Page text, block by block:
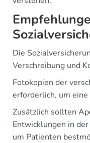
Die
Verschreibung und
Fotokopien der
erforderlich, um
Zusätzlich sollten
Entwicklungen in
um Patienten